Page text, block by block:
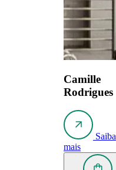
Camille
Rodrigues
Saiba
mais